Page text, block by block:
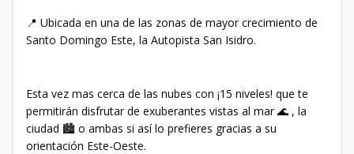
📍 Ubicada en una de las zonas de mayor crecimiento de
Santo Domingo Este, la Autopista San Isidro.
Esta vez mas cerca de las nubes con ¡15 niveles! que te
permitirán disfrutar de exuberantes vistas al mar 🌊 , la
ciudad 🏙️ o ambas si así lo prefieres gracias a su
orientación Este-Oeste.